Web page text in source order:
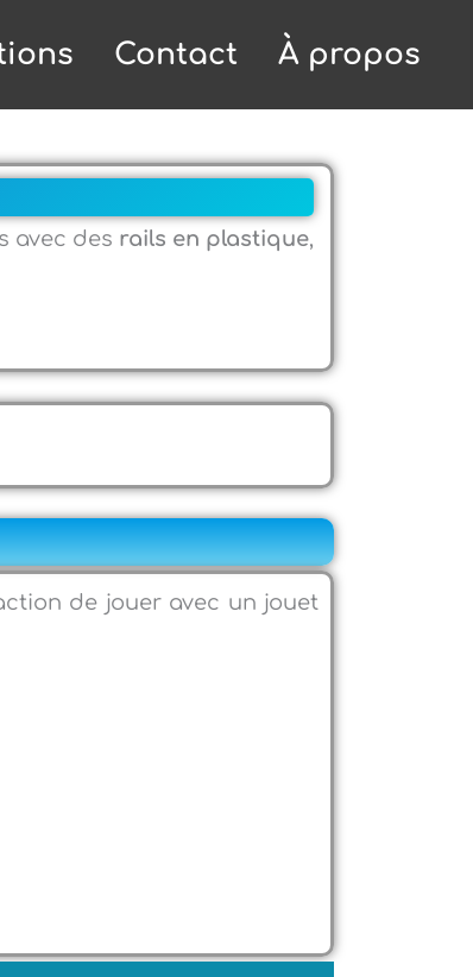
Contact À propos
avec des rails en plastique,
de jouer avec un jouet